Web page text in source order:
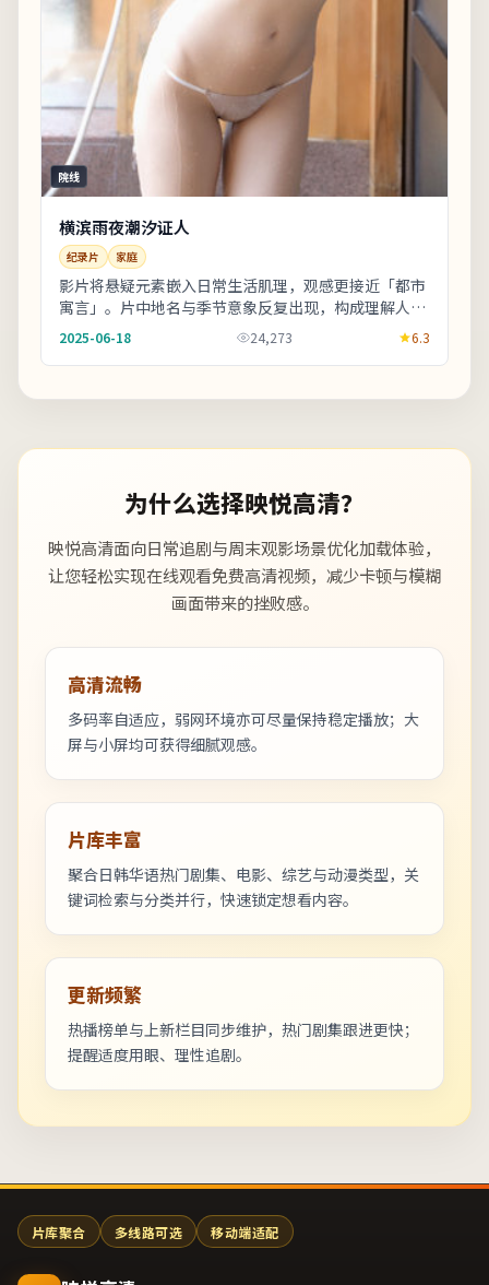
院线
横滨雨夜潮汐证人
纪录片 家庭
影片将悬疑元素嵌入日常生活肌理，观感更接近「都市
寓言」。片中地名与季节意象反复出现，构成理解人物
动机的重要线索。上线之后口碑分化属正常现象，建
2025-06-18 24,273 6.3
为什么选择映悦高清？
映悦高清面向日常追剧与周末观影场景优化加载体验，
让您轻松实现在线观看免费高清视频，减少卡顿与模糊
画面带来的挫败感。
高清流畅
多码率自适应，弱网环境亦可尽量保持稳定播放；大
屏与小屏均可获得细腻观感。
片库丰富
聚合日韩华语热门剧集、电影、综艺与动漫类型，关
键词检索与分类并行，快速锁定想看内容。
更新频繁
热播榜单与上新栏目同步维护，热门剧集跟进更快；
提醒适度用眼、理性追剧。
片库聚合 多线路可选 移动端适配